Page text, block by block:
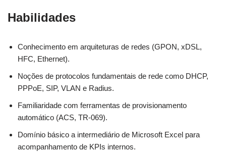
Habilidades
Conhecimento em arquiteturas de redes (GPON, xDSL,
HFC, Ethernet).
Noções de protocolos fundamentais de rede como DHCP,
PPPoE, SIP, VLAN e Radius.
Familiaridade com ferramentas de provisionamento
automático (ACS, TR-069).
Domínio básico a intermediário de Microsoft Excel para
acompanhamento de KPIs internos.